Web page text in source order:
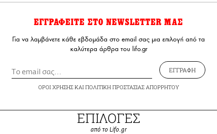
ΕΓΓΡΑΦΕΙΤΕ ΣΤΟ NEWSLETTER ΜΑΣ
Για να λαμβάνετε κάθε εβδομάδα στο email σας μια επιλογή από τα
καλύτερα άρθρα του lifo.gr
ΕΓΓΡΑΦΗ
ΟΡΟΙ ΧΡΗΣΗΣΚΑΙ ΠΟΛΙΤΙΚΗ ΠΡΟΣΤΑΣΙΑΣ ΑΠΟΡΡΗΤΟΥ
ΕΠΙΛΟΓΕΣ
από το Lifo.gr